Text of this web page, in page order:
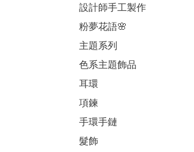
設計師手工製作
粉夢花語🌸
主題系列
色系主題飾品
耳環
項鍊
手環手鏈
髮飾